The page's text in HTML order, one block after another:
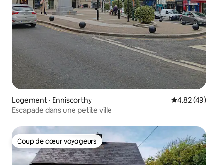
Logement · Enniscorthy Note
4,82 (49)
Escapade dans une petite ville
Coup de cœur voyageurs
Coup de cœur voyageurs